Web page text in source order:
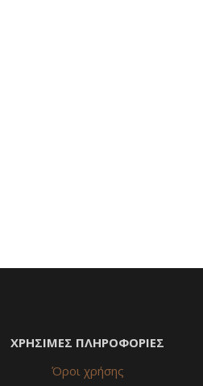
ΧΡΗΣΙΜΕΣ ΠΛΗΡΟΦΟΡΙΕΣ
Όροι χρήσης